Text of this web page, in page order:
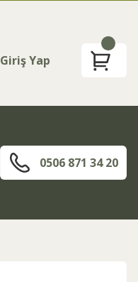
Giriş Yap
0506 871 34 20